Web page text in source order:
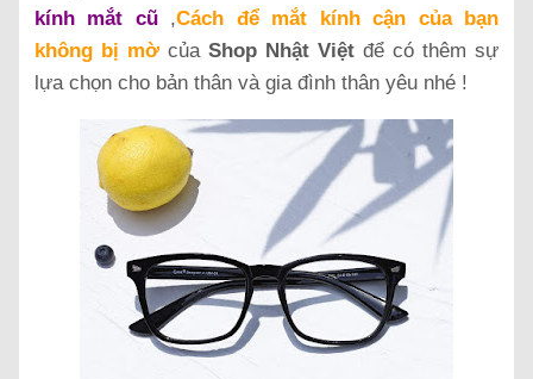
kính mắt cũ ,Cách để mắt kính cận của bạn
không bị mờcủaShop Nhật Việt để có thêm sự
lựa chọn cho bản thân và gia đình thân yêu nhé !